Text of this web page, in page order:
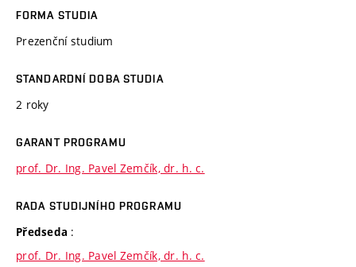
FORMA STUDIA
Prezenční studium
STANDARDNÍ DOBA STUDIA
2 roky
GARANT PROGRAMU
prof. Dr. Ing. Pavel Zemčík, dr. h. c.
RADA STUDIJNÍHO PROGRAMU
Předseda :
prof. Dr. Ing. Pavel Zemčík, dr. h. c.